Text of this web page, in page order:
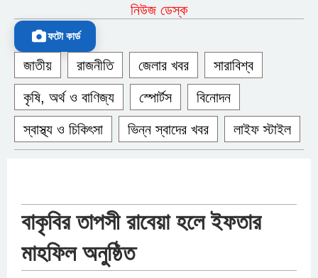
নিউজ ডেস্ক
ফটো কার্ড
জাতীয় রাজনীতি জেলার খবর সারাবিশ্ব
কৃষি, অর্থ ও বাণিজ্য স্পোর্টস বিনোদন
স্বাস্থ্য ও চিকিৎসা ভিন্ন স্বাদের খবর লাইফ স্টাইল
বাকৃবির তাপসী রাবেয়া হলে ইফতার
মাহফিল অনুষ্ঠিত